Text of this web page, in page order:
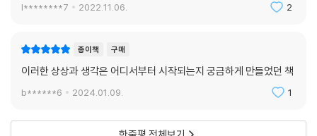
「지구의 다른 거주자들」에서는 방문객이 뜸한 휴게소에서도 인적이 드문
미각자’ 식당 주인과 맛있다는 감각을 느껴본 적 없는 다현은 맛에 관한 경
주인의 표현에 어색함을 느끼던 다현은 이어지는 말에 소스라치게 놀란다.
말이 없을 것이다. 다현은 그래도 사장이 당황하거나, 불쾌해하거나, 동정
l********7 2022.11.06. 2
종이책 구매
이러한 상상과 생각은 어디서부터 시작되는지 궁금하게 만들었던 책
b******6 2024.01.09. 1